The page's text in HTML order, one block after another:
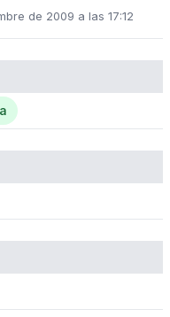
de 2009 a las 17:12